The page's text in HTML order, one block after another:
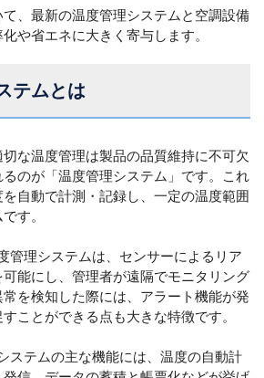
、最新の温度管理システムと空調設備
や省エネに大きく寄与します。
テムとは
な温度管理は製品の品質維持に不可欠
のが「温度管理システム」です。これ
自動で計測・記録し、一定の温度範囲
す。
管理システムは、センサーによるリア
能にし、管理者が遠隔でモニタリング
を検知した際には、アラート機能が発
ことができる点も大きな特徴です。
ステムの主な機能には、温度の自動計